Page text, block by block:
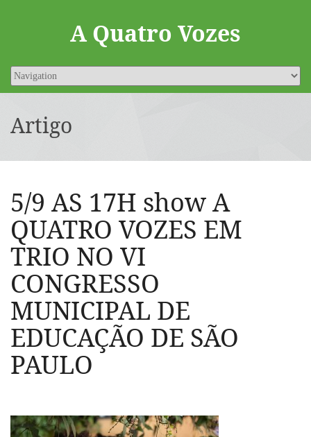
A Quatro Vozes
Artigo
5/9 AS 17H show A
QUATRO VOZES EM
TRIO NO VI
CONGRESSO
MUNICIPAL DE
EDUCAÇÃO DE SÃO
PAULO